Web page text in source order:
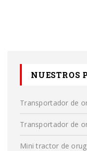
NUESTROS
Transportador de
Transportador de
Mini tractor de